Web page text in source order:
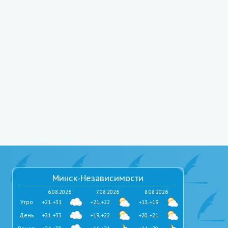
Минск-Независимости
6.08.2026
+21..+31
+31..+33
7.08.2026
+21..+22
+19..+22
8.08.2026
+13..+19
+20..+21
День
Утро